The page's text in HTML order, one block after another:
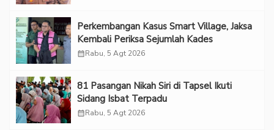
Perkembangan Kasus Smart Village, Jaksa
Kembali Periksa Sejumlah Kades
calendar_monthRabu, 5 Agt 2026
81 Pasangan Nikah Siri di Tapsel Ikuti
Sidang Isbat Terpadu
calendar_monthRabu, 5 Agt 2026